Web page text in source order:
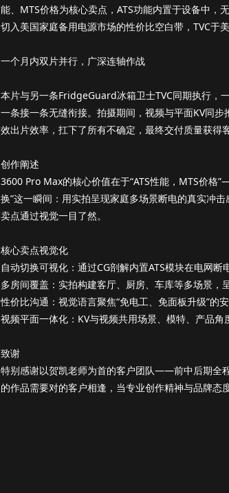
能、MTS价格为核心卖点，ATS功能内置于设备中
切入美国家庭备用电源市场的性价比空白带，TVC于
一个月内双片并行，广深连轴作战
本片与另一条FridgeGuard冰箱卫士TVC同期执行
一条接一条无缝衔接。拍摄期间，视频与平面KV同
效出片效率，扛下了所有不确定，最终交付质量获得
创作阐述
3600 Pro Max的核心价值在于“ATS性能，MTS价格
换”这一瞬间：用实拍呈现家庭多场景断电的真实冲
卖点通过视觉一目了然。
核心卖点视觉化
自动切换可视化：通过CG剖解内置ATS模块在电网
多房间覆盖：实拍构建客厅、厨房、车库等多场景
性价比沟通：视觉语言聚焦“免电工、免面板升级”的
视频平面一体化：KV与视频共用场景、模特、产品
致谢
特别感谢以贺凯老师为首的客户团队——前中后期全
的作品需要对的客户相逢，当专业创作精神与品牌态